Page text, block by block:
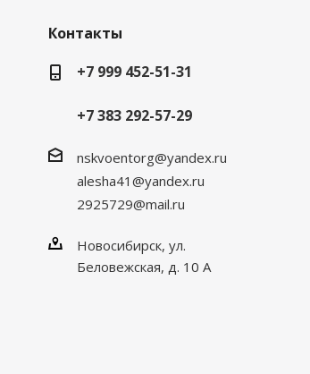
Контакты
+7 999 452-51-31
+7 383 292-57-29
nskvoentorg@yandex.ru
alesha41@yandex.ru
2925729@mail.ru
Новосибирск, ул.
Беловежская, д. 10 А